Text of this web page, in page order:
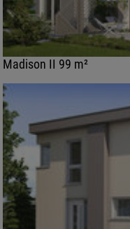
Madison II 99 m²